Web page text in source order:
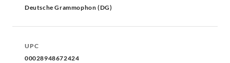
Deutsche Grammophon (DG)
UPC
00028948672424